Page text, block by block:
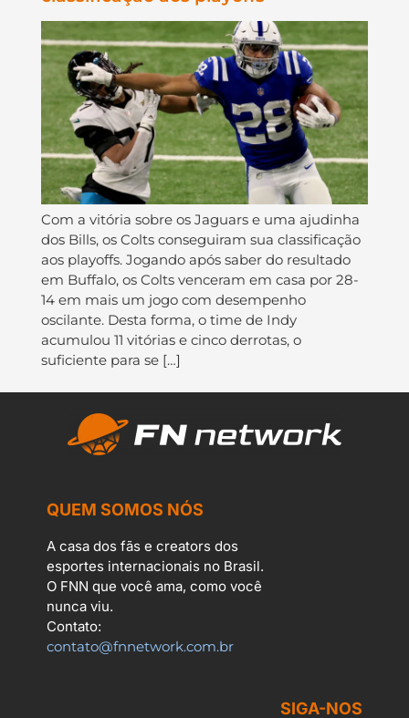
Com a vitória sobre os Jaguars e uma ajudinha
dos Bills, os Colts conseguiram sua classificação
aos playoffs. Jogando após saber do resultado
em Buffalo, os Colts venceram em casa por 28-
14 em mais um jogo com desempenho
oscilante. Desta forma, o time de Indy
acumulou 11 vitórias e cinco derrotas, o
suficiente para se […]
QUEM SOMOS NÓS
A casa dos fãs e creators dos
esportes internacionais no Brasil.
O FNN que você ama, como você
nunca viu.
Contato:
contato@fnnetwork.com.br
SIGA-NOS